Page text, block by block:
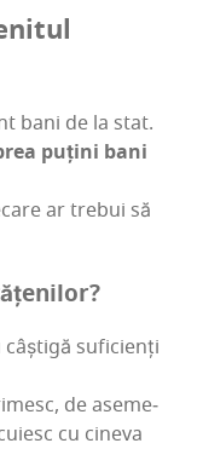
bani de la stat.
puțini bani
ar tre­bui să
sufi­cienți
de ase­me­
cu cine­va